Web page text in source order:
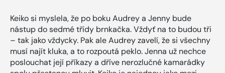
Keiko si myslela, že po boku Audrey a Jenny bude
nástup do sedmé třídy brnkačka. Vždyť na to budou tři
– tak jako vždycky. Pak ale Audrey zavelí, že si všechny
musí najít kluka, a to rozpoutá peklo. Jenna už nechce
poslouchat její příkazy a dříve nerozlučné kamarádky